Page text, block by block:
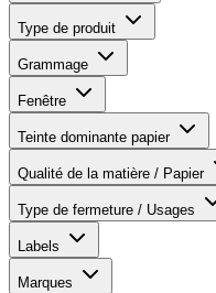
Type de produit
Grammage
Fenêtre
Teinte dominante papier
Qualité de la matière / Papier
Type de fermeture / Usages
Labels
Marques